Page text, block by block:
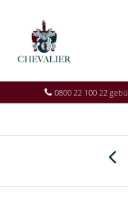
0800 22 100 22